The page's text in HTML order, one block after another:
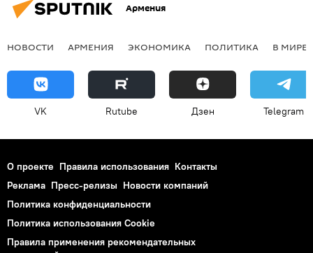
Армения
НОВОСТИ АРМЕНИЯ ЭКОНОМИКА ПОЛИТИКА В МИРЕ
VK Rutube Дзен Telegram
О проекте Правила использования Контакты
Реклама Пресс-релизы Новости компаний
Политика конфиденциальности
Политика использования Cookie
Правила применения рекомендательных